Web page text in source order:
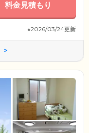
料金見積もり
※2026/03/24更新